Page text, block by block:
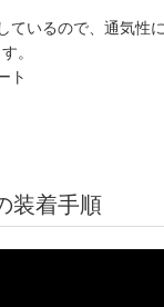
ているので、通気性
。
ト
装着手順